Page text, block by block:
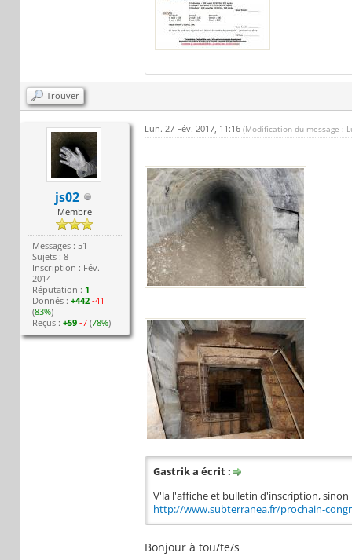
Trouver
js02
Membre
Messages : 51
Sujets : 8
Inscription : Fév.
2014
Réputation : 1
Donnés :+442 -41
(83%)
Reçus :+59 -7 (78%)
Lun. 27 Fév. 2017, 11:16 (Modification du message :
Gastrik a écrit :
V'la l'affiche et bulletin d'inscription,
http://www.subterranea.fr/prochain-
Bonjour à tou/te/s